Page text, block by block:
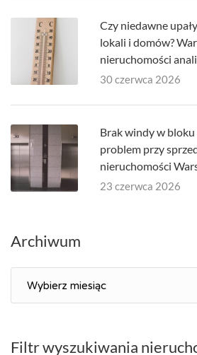
Czy niedawne
lokali i domów?
nieruchomości
30 czerwca 2026
Brak windy w bloku
problem przy
nieruchomości
23 czerwca 2026
Archiwum
Filtr wyszukiwania